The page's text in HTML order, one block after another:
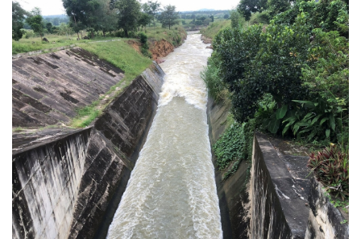
Thế giới
Quan sát
Cuộc sống đó đây
Hồ sơ
Multimedia
Video
Ảnh
E-Magazine
Infographic